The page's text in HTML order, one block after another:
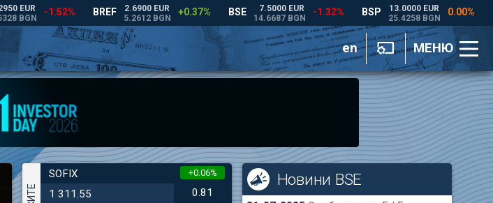
en МЕНЮ
SOFIX
1 311.55
+0.06%
0.81
Новини BSE